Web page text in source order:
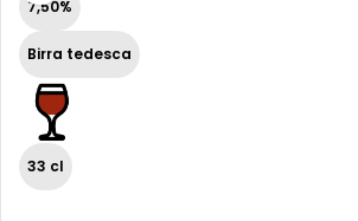
7,50%
Birra tedesca
33 cl